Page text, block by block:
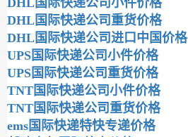
DHL国际快递公司重货价格
DHL国际快递公司进口中国价格
UPS国际快递公司小件价格
UPS国际快递公司重货价格
TNT国际快递公司小件价格
TNT国际快递公司重货价格
ems国际快递特快专递价格